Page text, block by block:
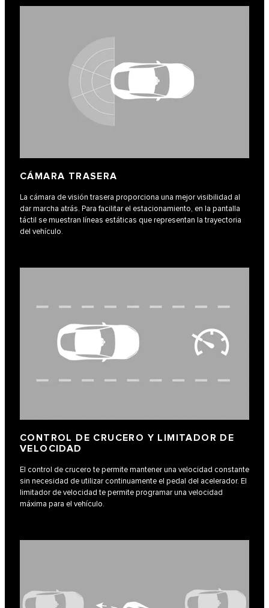
CÁMARA TRASERA
La cámara de visión trasera proporciona una mejor visibilidad al
dar marcha atrás. Para facilitar el estacionamiento, en la pantalla
táctil se muestran líneas estáticas que representan la trayectoria
del vehículo.
CONTROL DE CRUCERO Y LIMITADOR DE
VELOCIDAD
El control de crucero te permite mantener una velocidad constante
sin necesidad de utilizar continuamente el pedal del acelerador. El
limitador de velocidad te permite programar una velocidad
máxima para el vehículo.